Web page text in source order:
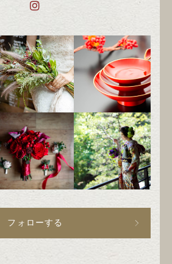
フォローする